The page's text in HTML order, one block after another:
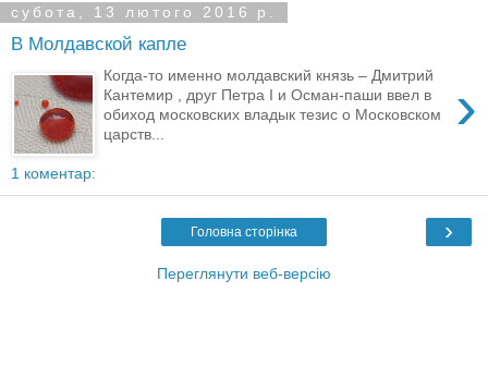
субота, 13 лютого 2016 р.
В Молдавской капле
›
Когда-то именно молдавский князь – Дмитрий
Кантемир , друг Петра I и Осман-паши ввел в
обиход московских владык тезис о Московском
царств...
1 коментар:
›
Головна сторінка
Переглянути веб-версію